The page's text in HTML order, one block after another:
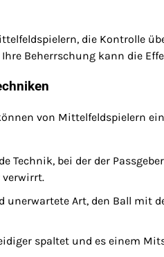
die Kontrolle
Beherrschung kann die
von Mittelfeldspielern
Technik, bei der der
verwirrt.
unerwartete Art, den Ball mit
spaltet und es einem